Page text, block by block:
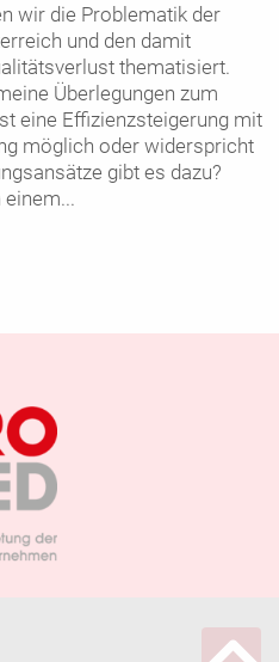
wir die Problematik der
und den damit
thematisiert.
Überlegungen zum
eine Effizienzsteigerung mit
möglich oder widerspricht
gibt es dazu?
einem...